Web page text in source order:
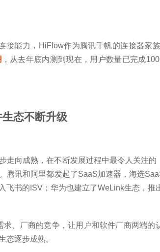
接能力，HiFlow作为腾讯千帆的连接器家
，从去年底内测到现在，用户数量已完成
态不断升级
走向成熟，在不断发展过程中最令人关注的
腾讯和阿里都发起了SaaS加速器，海选
飞书的ISV；华为也建立了WeLink生态，
求、厂商的竞争，让用户和软件厂商两端的
态逐步成熟。